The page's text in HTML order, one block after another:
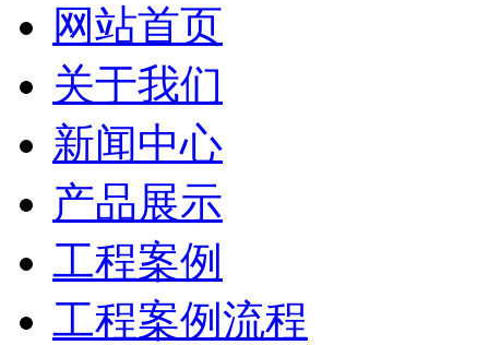
网站首页
关于我们
新闻中心
产品展示
工程案例
工程案例流程